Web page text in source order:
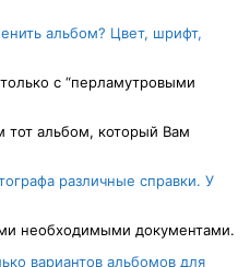
альбом? Цвет, шрифт,
с “перламутровыми
альбом, который Вам
различные справки. У
необходимыми документами.
вариантов альбомов для